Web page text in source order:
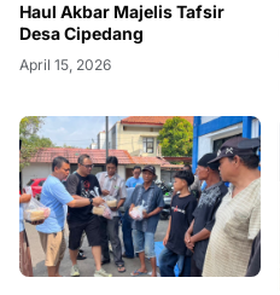
Haul Akbar Majelis Tafsir
Desa Cipedang
April 15, 2026